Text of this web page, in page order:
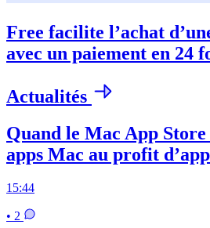
Free facilite l’achat
avec un paiement en 24
Actualités
Quand le Mac App
apps Mac au profit
15:44
• 2